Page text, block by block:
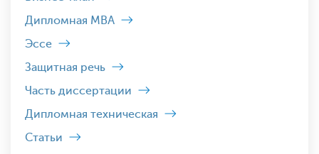
Дипломная MBA
Эссе
Защитная речь
Часть диссертации
Дипломная техническая
Статьи